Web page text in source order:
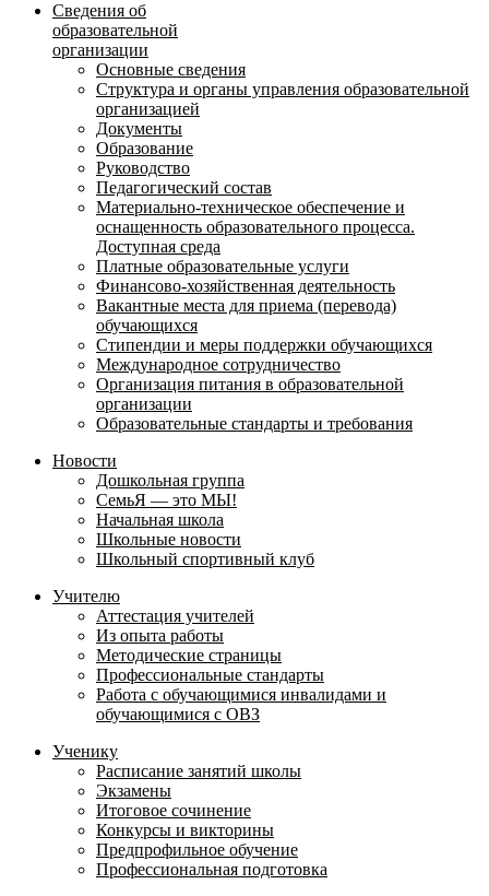
Сведения об
образовательной
организации
Основные сведения
Структура и органы управления образовательной
организацией
Документы
Образование
Руководство
Педагогический состав
Материально-техническое обеспечение и
оснащенность образовательного процесса.
Доступная среда
Платные образовательные услуги
Финансово-хозяйственная деятельность
Вакантные места для приема (перевода)
обучающихся
Стипендии и меры поддержки обучающихся
Международное сотрудничество
Организация питания в образовательной
организации
Образовательные стандарты и требования
Новости
Дошкольная группа
СемьЯ — это МЫ!
Начальная школа
Школьные новости
Школьный спортивный клуб
Учителю
Аттестация учителей
Из опыта работы
Методические страницы
Профессиональные стандарты
Работа с обучающимися инвалидами и
обучающимися с ОВЗ
Ученику
Расписание занятий школы
Экзамены
Итоговое сочинение
Конкурсы и викторины
Предпрофильное обучение
Профессиональная подготовка